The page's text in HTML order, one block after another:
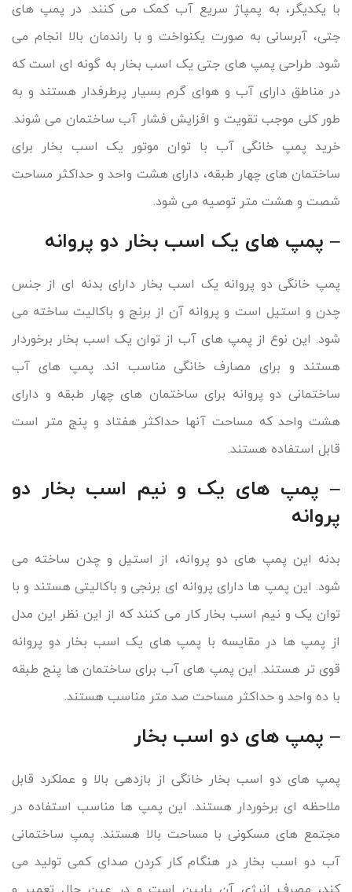
با یکدیگر، به پمپاژ سریع آب کمک می کنند. در پمپ های
جتی، آبرسانی به صورت یکنواخت و با راندمان بالا انجام می
شود. طراحی پمپ های جتی یک اسب بخار به گونه ای است که
در مناطق دارای آب و هوای گرم بسیار پرطرفدار هستند و به
طور کلی موجب تقویت و افزایش فشار آب ساختمان می شوند.
خرید پمپ خانگی آب با توان موتور یک اسب بخار برای
ساختمان های چهار طبقه، دارای هشت واحد و حداکثر مساحت
شصت و هشت متر توصیه می شود.
– پمپ های یک اسب بخار دو پروانه
پمپ خانگی دو پروانه یک اسب بخار دارای بدنه ای از جنس
چدن و استیل است و پروانه آن از برنج و باکالیت ساخته می
شود. این نوع از پمپ های آب از توان یک اسب بخار برخوردار
هستند و برای مصارف خانگی مناسب اند. پمپ های آب
ساختمانی دو پروانه برای ساختمان های چهار طبقه و دارای
هشت واحد که مساحت آنها حداکثر هفتاد و پنج متر است
قابل استفاده هستند.
– پمپ های یک و نیم اسب بخار دو
پروانه
بدنه این پمپ های دو پروانه، از استیل و چدن ساخته می
شود. این پمپ ها دارای پروانه ای برنجی و باکالیتی هستند و با
توان یک و نیم اسب بخار کار می کنند که از این نظر این مدل
از پمپ ها در مقایسه با پمپ های یک اسب بخار دو پروانه
قوی تر هستند. این پمپ های آب برای ساختمان ها پنج طبقه
با ده واحد و حداکثر مساحت صد متر مناسب هستند.
– پمپ های دو اسب بخار
پمپ های دو اسب بخار خانگی از بازدهی بالا و عملکرد قابل
ملاحظه ای برخوردار هستند. این پمپ ها مناسب استفاده در
مجتمع های مسکونی با مساحت بالا هستند. پمپ ساختمانی
آب دو اسب بخار در هنگام کار کردن صدای کمی تولید می